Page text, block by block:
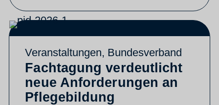
Veranstaltungen, Bundesverband
Fachtagung verdeutlicht
neue Anforderungen an
Pflegebildung